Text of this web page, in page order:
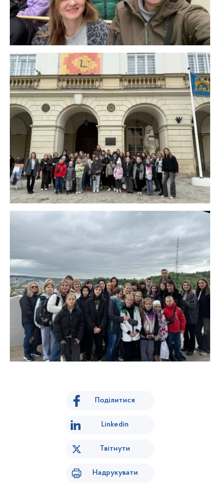
Поділитися
Linkedin
Твітнути
Надрукувати